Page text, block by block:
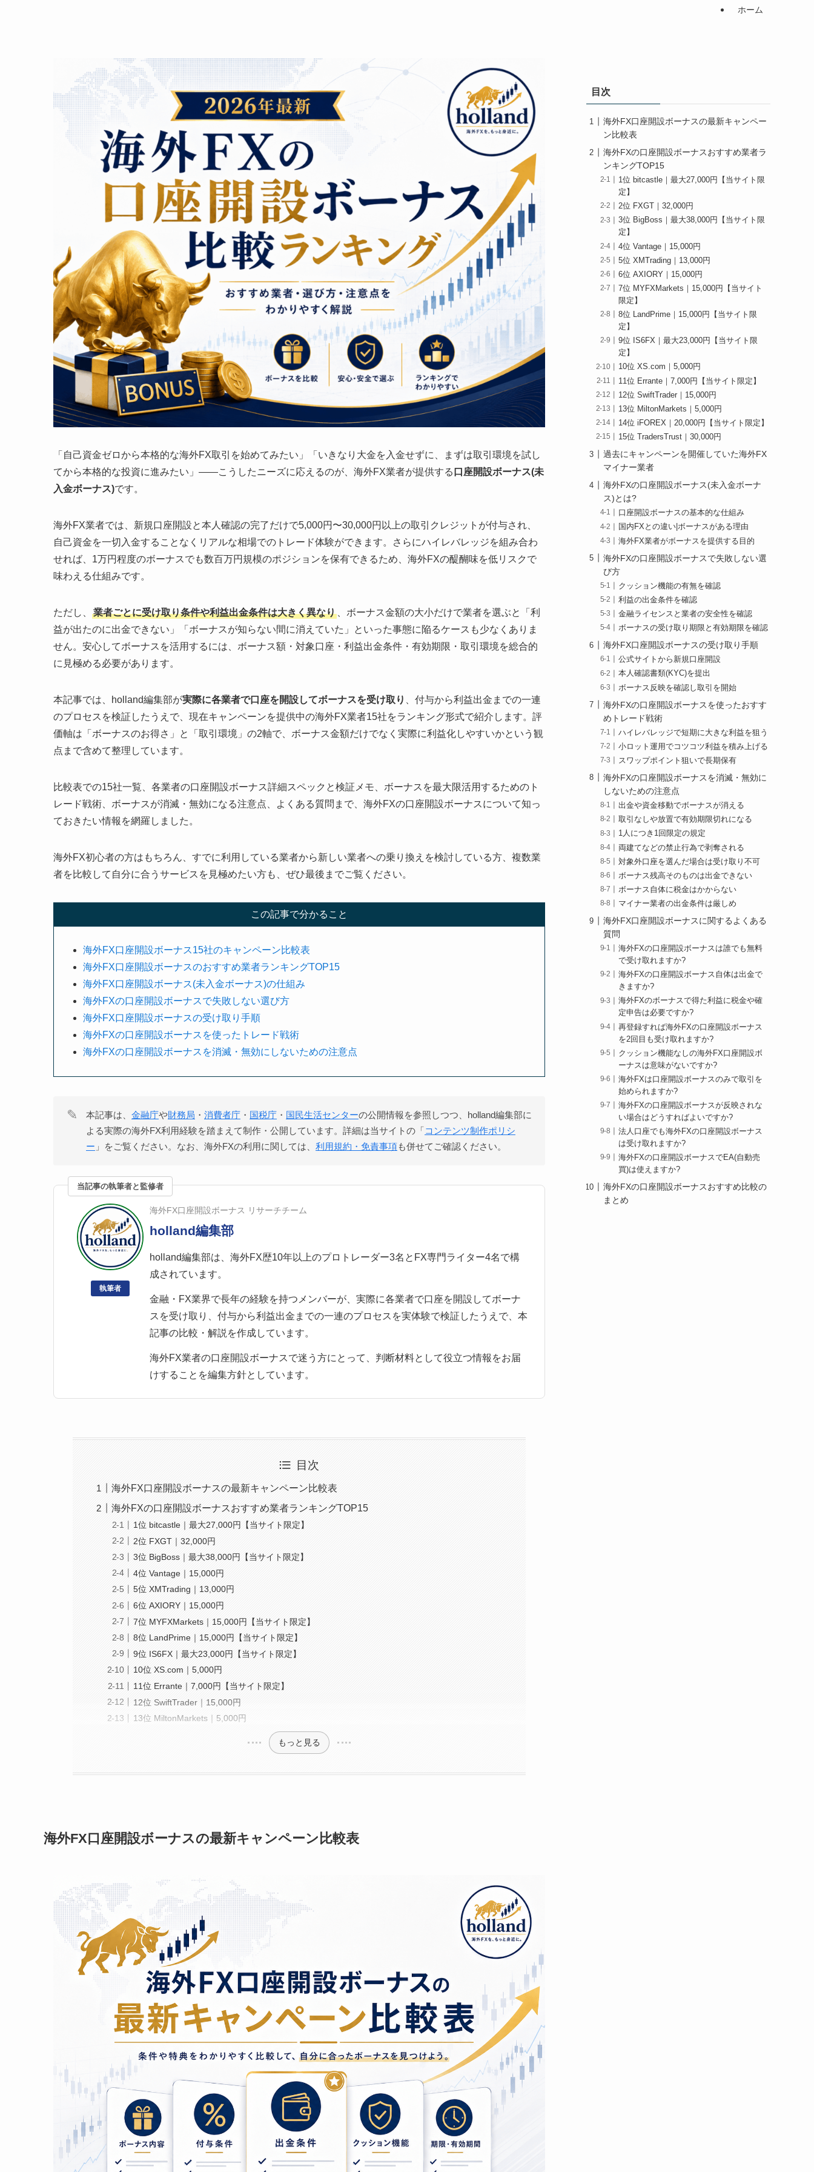
ホーム
「自己資金ゼロから本格的な海外FX取引を始めてみたい」「いきなり大金を入金せずに、まずは取引環境を試し
てから本格的な投資に進みたい」――こうしたニーズに応えるのが、海外FX業者が提供する 口座開設ボーナス(未
入金ボーナス)です。
海外FX業者では、新規口座開設と本人確認の完了だけで5,000円〜30,000円以上の取引クレジットが付与され、
自己資金を一切入金することなくリアルな相場でのトレード体験ができます。さらにハイレバレッジを組み合わ
せれば、1万円程度のボーナスでも数百万円規模のポジションを保有できるため、海外FXの醍醐味を低リスクで
味わえる仕組みです。
ただし、 業者ごとに受け取り条件や利益出金条件は大きく異なり
、ボーナス金額の大小だけで業者を選ぶと「利
益が出たのに出金できない」「ボーナスが知らない間に消えていた」といった事態に陥るケースも少なくありま
せん。安心してボーナスを活用するには、ボーナス額・対象口座・利益出金条件・有効期限・取引環境を総合的
に見極める必要があります。
本記事では、holland編集部が実際に各業者で口座を開設してボーナスを受け取り
、付与から利益出金までの一連
のプロセスを検証したうえで、現在キャンペーンを提供中の海外FX業者15社をランキング形式で紹介します。評
価軸は「ボーナスのお得さ」と「取引環境」の2軸で、ボーナス金額だけでなく実際に利益化しやすいかという観
点まで含めて整理しています。
比較表での15社一覧、各業者の口座開設ボーナス詳細スペックと検証メモ、ボーナスを最大限活用するためのト
レード戦術、ボーナスが消滅・無効になる注意点、よくある質問まで、海外FXの口座開設ボーナスについて知っ
ておきたい情報を網羅しました。
海外FX初心者の方はもちろん、すでに利用している業者から新しい業者への乗り換えを検討している方、複数業
者を比較して自分に合うサービスを見極めたい方も、ぜひ最後までご覧ください。
この記事で分かること
海外FX口座開設ボーナス15社のキャンペーン比較表
海外FX口座開設ボーナスのおすすめ業者ランキングTOP15
海外FX口座開設ボーナス(未入金ボーナス)の仕組み
海外FXの口座開設ボーナスで失敗しない選び方
海外FX口座開設ボーナスの受け取り手順
海外FXの口座開設ボーナスを使ったトレード戦術
海外FXの口座開設ボーナスを消滅・無効にしないための注意点
✎ 本記事は、 金融庁や財務局 ・ 消費者庁 ・ 国税庁 ・ 国民生活センターの公開情報を参照しつつ、holland編集部に
よる実際の海外FX利用経験を踏まえて制作・公開しています。詳細は当サイトの「 コンテンツ制作ポリシ
ー 」をご覧ください。なお、海外FXの利用に関しては、 利用規約・免責事項も併せてご確認ください。
当記事の執筆者と監修者
執筆者
海外FX口座開設ボーナス リサーチチーム
holland編集部
holland編集部は、海外FX歴10年以上のプロトレーダー3名とFX専門ライター4名で構
成されています。
金融・FX業界で長年の経験を持つメンバーが、実際に各業者で口座を開設してボーナ
スを受け取り、付与から利益出金までの一連のプロセスを実体験で検証したうえで、本
記事の比較・解説を作成しています。
海外FX業者の口座開設ボーナスで迷う方にとって、判断材料として役立つ情報をお届
けすることを編集方針としています。
目次
海外FX口座開設ボーナスの最新キャンペーン比較表
海外FXの口座開設ボーナスおすすめ業者ランキングTOP15
1位 bitcastle｜最大27,000円【当サイト限定】
2位 FXGT｜32,000円
3位 BigBoss｜最大38,000円【当サイト限定】
4位 Vantage｜15,000円
5位 XMTrading｜13,000円
6位 AXIORY｜15,000円
7位 MYFXMarkets｜15,000円【当サイト限定】
8位 LandPrime｜15,000円【当サイト限定】
9位 IS6FX｜最大23,000円【当サイト限定】
10位 XS.com｜5,000円
11位 Errante｜7,000円【当サイト限定】
12位 SwiftTrader｜15,000円
13位 MiltonMarkets｜5,000円
もっと見る
海外FX口座開設ボーナスの最新キャンペーン比較表
目次
海外FX口座開設ボーナスの最新キャンペー
ン比較表
海外FXの口座開設ボーナスおすすめ業者ラ
ンキングTOP15
1位 bitcastle｜最大27,000円【当サイト限
定】
2位 FXGT｜32,000円
3位 BigBoss｜最大38,000円【当サイト限
定】
4位 Vantage｜15,000円
5位 XMTrading｜13,000円
6位 AXIORY｜15,000円
7位 MYFXMarkets｜15,000円【当サイト
限定】
8位 LandPrime｜15,000円【当サイト限
定】
9位 IS6FX｜最大23,000円【当サイト限
定】
10位 XS.com｜5,000円
11位 Errante｜7,000円【当サイト限定】
12位 SwiftTrader｜15,000円
13位 MiltonMarkets｜5,000円
14位 iFOREX｜20,000円【当サイト限定】
15位 TradersTrust｜30,000円
過去にキャンペーンを開催していた海外FX
マイナー業者
海外FXの口座開設ボーナス(未入金ボーナ
ス)とは?
口座開設ボーナスの基本的な仕組み
国内FXとの違い|ボーナスがある理由
海外FX業者がボーナスを提供する目的
海外FXの口座開設ボーナスで失敗しない選
び方
クッション機能の有無を確認
利益の出金条件を確認
金融ライセンスと業者の安全性を確認
ボーナスの受け取り期限と有効期限を確認
海外FX口座開設ボーナスの受け取り手順
公式サイトから新規口座開設
本人確認書類(KYC)を提出
ボーナス反映を確認し取引を開始
海外FXの口座開設ボーナスを使ったおすす
めトレード戦術
ハイレバレッジで短期に大きな利益を狙う
小ロット運用でコツコツ利益を積み上げる
スワップポイント狙いで長期保有
海外FXの口座開設ボーナスを消滅・無効に
しないための注意点
出金や資金移動でボーナスが消える
取引なしや放置で有効期限切れになる
1人につき1回限定の規定
両建てなどの禁止行為で剥奪される
対象外口座を選んだ場合は受け取り不可
ボーナス残高そのものは出金できない
ボーナス自体に税金はかからない
マイナー業者の出金条件は厳しめ
海外FX口座開設ボーナスに関するよくある
質問
海外FXの口座開設ボーナスは誰でも無料
で受け取れますか?
海外FXの口座開設ボーナス自体は出金で
きますか?
海外FXのボーナスで得た利益に税金や確
定申告は必要ですか?
再登録すれば海外FXの口座開設ボーナス
を2回目も受け取れますか?
クッション機能なしの海外FX口座開設ボ
ーナスは意味がないですか?
海外FXは口座開設ボーナスのみで取引を
始められますか?
海外FXの口座開設ボーナスが反映されな
い場合はどうすればよいですか?
法人口座でも海外FXの口座開設ボーナス
は受け取れますか?
海外FXの口座開設ボーナスでEA(自動売
買)は使えますか?
海外FXの口座開設ボーナスおすすめ比較の
まとめ